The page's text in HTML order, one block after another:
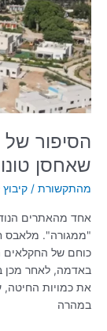
הסיפור של
שאחסן
מהתקשורת /
אחד מהאתרים
"ממגורה". מלאבס
כוחם של החקלאים
באדמה, לאחר מכן
במהרה
והסילו
הראשון
שאחסן
טונות
חיטה
|
מלאבס